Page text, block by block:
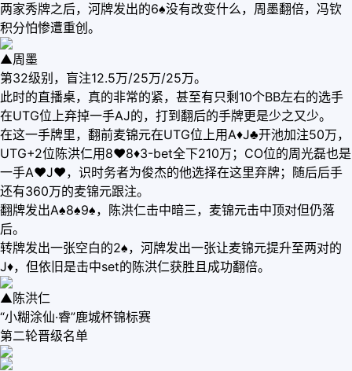
两家秀牌之后，河牌发出的6♠没有改变什么，周墨翻倍，冯钦
积分怕惨遭重创。
▲周墨
第32级别，盲注12.5万/25万/25万。
此时的直播桌，真的非常的紧，甚至有只剩10个BB左右的选手
在UTG位上弃掉一手AJ的，打到翻后的手牌更是少之又少。
在这一手牌里，翻前麦锦元在UTG位上用A♦J♣开池加注50万，
UTG+2位陈洪仁用8♥8♦3-bet全下210万；CO位的周光磊也是
一手A♥J♥，识时务者为俊杰的他选择在这里弃牌；随后后手
还有360万的麦锦元跟注。
翻牌发出A♠8♠9♠，陈洪仁击中暗三，麦锦元击中顶对但仍落
后。
转牌发出一张空白的2♠，河牌发出一张让麦锦元提升至两对的
J♦，但依旧是击中set的陈洪仁获胜且成功翻倍。
▲陈洪仁
“小糊涂仙·睿”鹿城杯锦标赛
第二轮晋级名单